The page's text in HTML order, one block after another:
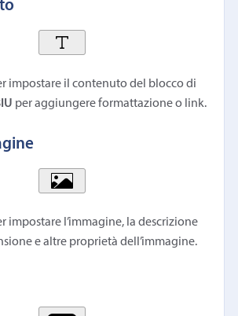
impostare il contenuto del blocco di
per aggiungere formattazione o link.
impostare l’immagine, la descrizione
e altre proprietà dell’immagine.